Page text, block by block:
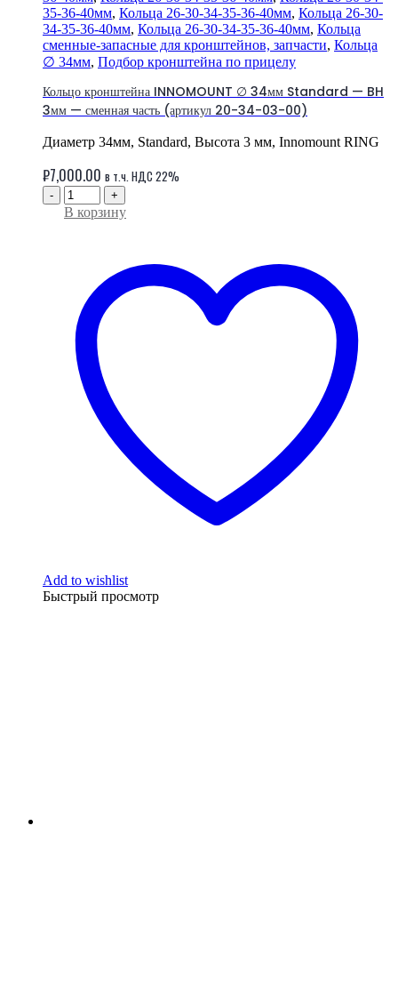
35-36-40мм, Кольца 26-30-34-35-36-40мм, Кольца 26-30-
34-35-36-40мм, Кольца 26-30-34-35-36-40мм, Кольца
сменные-запасные для кронштейнов, запчасти, Кольца
∅ 34мм, Подбор кронштейна по прицелу
Кольцо кронштейна INNOMOUNT ∅ 34мм Standard — BH
3мм — сменная часть (артикул 20-34-03-00)
Диаметр 34мм, Standard, Высота 3 мм, Innomount RING
₽7,000.00 в т.ч. НДС 22%
- +
В корзину
Add to wishlist
Быстрый просмотр